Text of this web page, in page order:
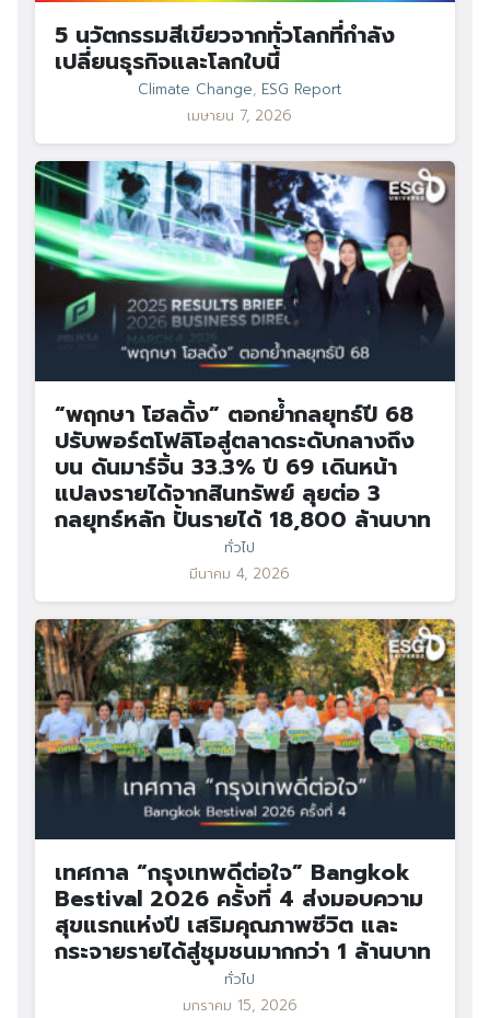
Search
Search
5 นวัตกรรมสีเขียวจากทั่วโลกที่กำลัง
เปลี่ยนธุรกิจและโลกใบนี้
Climate Change, ESG Report
เมษายน 7, 2026
“พฤกษา โฮลดิ้ง” ตอกย้ำกลยุทธ์ปี 68
ปรับพอร์ตโฟลิโอสู่ตลาดระดับกลางถึง
บน ดันมาร์จิ้น 33.3% ปี 69 เดินหน้า
แปลงรายได้จากสินทรัพย์ ลุยต่อ 3
กลยุทธ์หลัก ปั้นรายได้ 18,800 ล้านบาท
ทั่วไป
มีนาคม 4, 2026
เทศกาล “กรุงเทพดีต่อใจ” Bangkok
Bestival 2026 ครั้งที่ 4 ส่งมอบความ
สุขแรกแห่งปี เสริมคุณภาพชีวิต และ
กระจายรายได้สู่ชุมชนมากกว่า 1 ล้านบาท
ทั่วไป
มกราคม 15, 2026